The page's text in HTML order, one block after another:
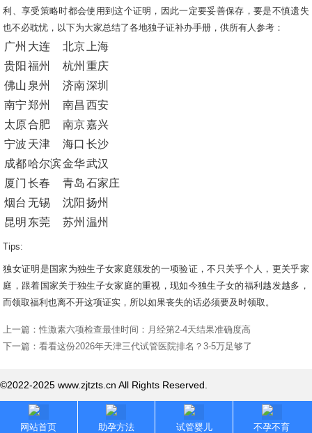
利、享受策略时都会使用到这个证明，因此一定要妥善保存，要是不慎遗失
也不必耽忧，以下为大家总结了各地独子证补办手册，供所有人参考：
广州 大连 北京 上海
贵阳 福州 杭州 重庆
佛山 泉州 济南深圳
南宁 郑州 南昌 西安
太原合肥 南京嘉兴
宁波 天津 海口 长沙
成都哈尔滨金华武汉
厦门 长春 青岛 石家庄
烟台 无锡 沈阳 扬州
昆明 东莞 苏州 温州
Tips:
独女证明是国家为独生子女家庭颁发的一项验证，不只关乎个人，更关乎家
庭，跟着国家关于独生子女家庭的重视，现如今独生子女的福利越发越多，
而领取福利也离不开这项证实，所以如果丧失的话必须要及时领取。
上一篇：性激素六项检查最佳时间：月经第2-4天结果准确度高
下一篇：看看这份2026年天津三代试管医院排名？3-5万足够了
©2022-2025 www.zjtzts.cn All Rights Reserved.
网站首页 助孕方法 试管婴儿 不孕不育